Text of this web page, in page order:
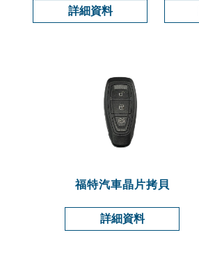
詳細資料
福特汽車晶片拷貝
詳細資料